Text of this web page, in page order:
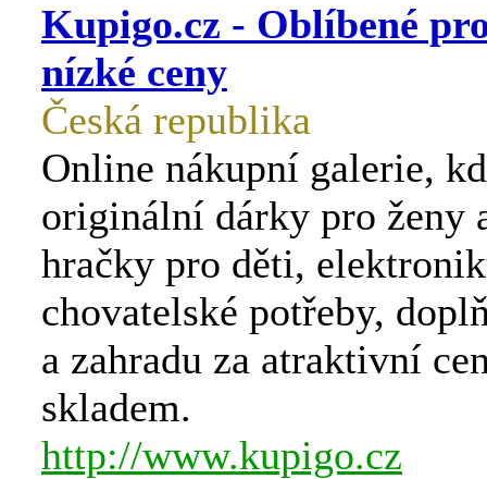
Kupigo.cz - Oblíbené
nízké ceny
Česká republika
Online nákupní galerie,
originální dárky pro ženy
hračky pro děti,
chovatelské potřeby,
a zahradu za atraktivní
skladem.
http://www.kupigo.cz